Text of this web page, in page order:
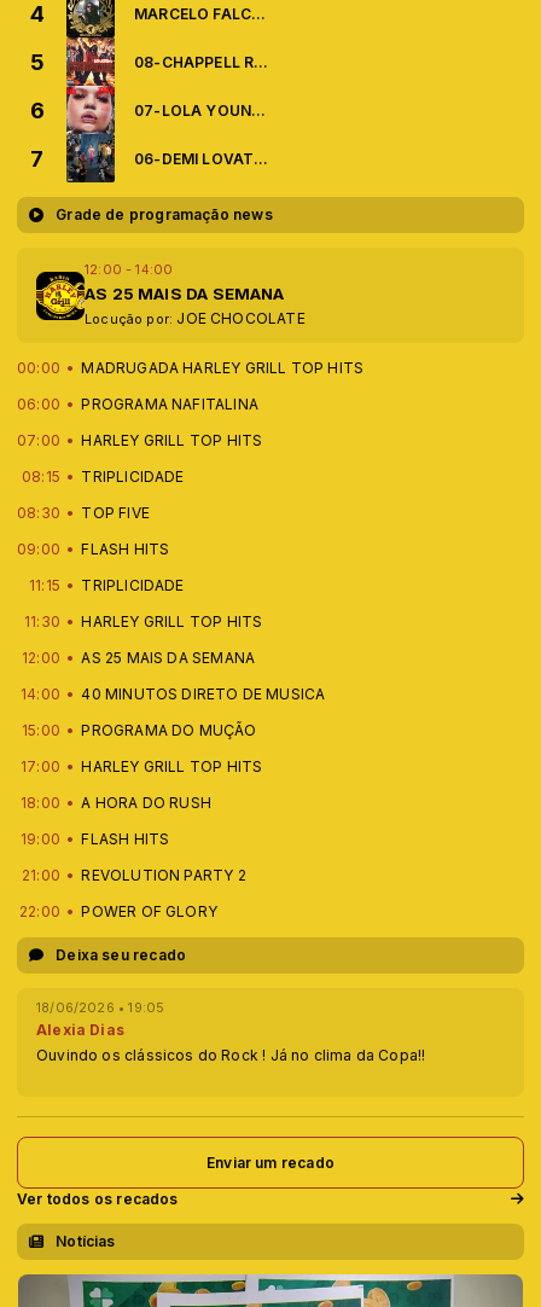
4 MARCELO FALCÃO PART. CHORÃO-O LEGADO
5 08-CHAPPELL ROAN-GOOD LOOK,BABY
6 07-LOLA YOUNG-MESSY
7 06-DEMI LOVATO-LET YOU GO
Grade de programação news
12:00 - 14:00
AS 25 MAIS DA SEMANA
Locução por: JOE CHOCOLATE
00:00
MADRUGADA HARLEY GRILL TOP HITS
06:00
PROGRAMA NAFITALINA
07:00
HARLEY GRILL TOP HITS
08:15
TRIPLICIDADE
08:30
TOP FIVE
09:00
FLASH HITS
11:15
TRIPLICIDADE
11:30
HARLEY GRILL TOP HITS
12:00
AS 25 MAIS DA SEMANA
14:00
40 MINUTOS DIRETO DE MUSICA
15:00
PROGRAMA DO MUÇÃO
17:00
HARLEY GRILL TOP HITS
18:00
A HORA DO RUSH
19:00
FLASH HITS
21:00
REVOLUTION PARTY 2
22:00
POWER OF GLORY
Deixa seu recado
Alexia Dias
18/06/2026 • 19:05
Ouvindo os clássicos do Rock ! Já no clima da Copa!!
Enviar um recado
Ver todos os recados
Notícias